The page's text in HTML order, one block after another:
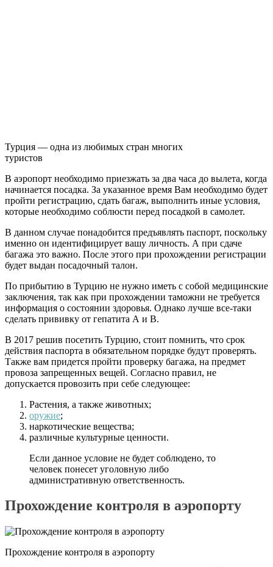
Турция — одна из любимых стран многих
туристов
В аэропорт необходимо приезжать за два часа до вылета, когда
начинается посадка. За указанное время Вам необходимо будет
пройти регистрацию, сдать багаж, выполнить иные условия,
которые необходимо соблюсти перед посадкой в самолет.
В данном случае понадобится предъявлять паспорт, поскольку
именно он идентифицирует вашу личность. А при сдаче
багажа это важно. После этого при прохождении регистрации
будет выдан посадочный талон.
По прибытию в Турцию не нужно иметь с собой медицинские
заключения, так как при прохождении таможни не требуется
информация о состоянии здоровья. Однако лучше все-таки
сделать прививку от гепатита А и В.
В 2017 решив посетить Турцию, стоит помнить, что срок
действия паспорта в обязательном порядке будут проверять.
Также вам придется пройти проверку багажа, на предмет
провоза запрещенных вещей. Согласно правил, не
допускается провозить при себе следующее:
Растения, а также животных;
оружие;
наркотические вещества;
различные культурные ценности.
Если данное условие не будет соблюдено, то
человек понесет уголовную либо
административную ответственность.
Прохождение контроля в аэропорту
Прохождение контроля в аэропорту